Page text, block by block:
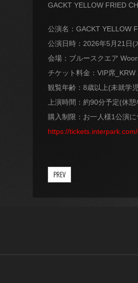
GACKT YELLOW FRIED
公演名：GACKT YELLOW
公演日時：2026年5月21日(
会場：ブルースクエア
チケット料金：VIP席
観覧年齢：8歳以上(未就学
上演時間：約90分予定(休憩
購入制限：お一人様1公演
https://
PREV